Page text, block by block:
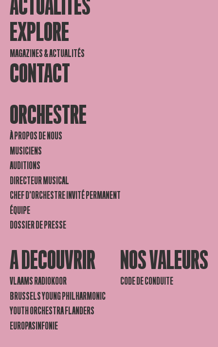
ACTUALITES
EXPLORE
MAGAZINES & ACTUALITÉS
CONTACT
ORCHESTRE
À PROPOS DE NOUS
MUSICIENS
AUDITIONS
DIRECTEUR MUSICAL
CHEF D’ORCHESTRE INVITÉ PERMANENT
ÉQUIPE
DOSSIER DE PRESSE
A DECOUVRIR
VLAAMS RADIOKOOR
BRUSSELS YOUNG PHILHARMONIC
YOUTH ORCHESTRA FLANDERS
EUROPASINFONIE
NOS VALEURS
CODE DE CONDUITE